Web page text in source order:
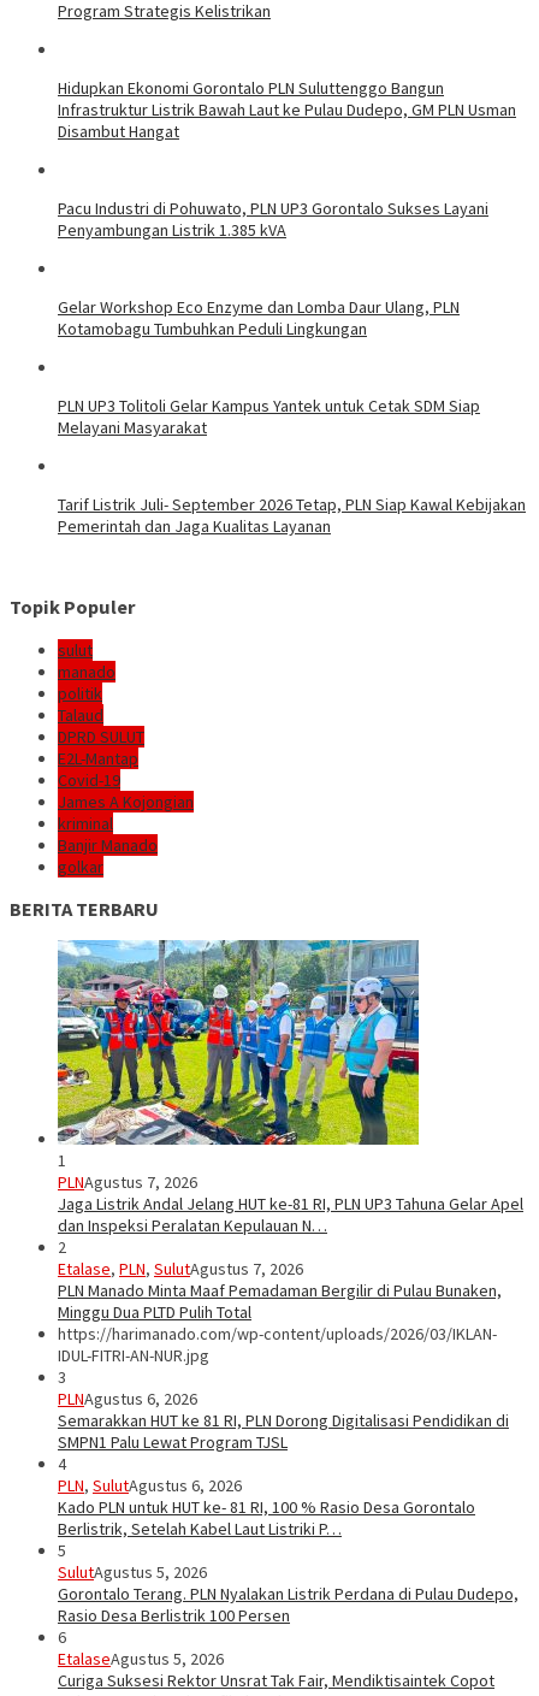
Program Strategis Kelistrikan
Hidupkan Ekonomi Gorontalo PLN Suluttenggo Bangun
Infrastruktur Listrik Bawah Laut ke Pulau Dudepo, GM PLN Usman
Disambut Hangat
Pacu Industri di Pohuwato, PLN UP3 Gorontalo Sukses Layani
Penyambungan Listrik 1.385 kVA
Gelar Workshop Eco Enzyme dan Lomba Daur Ulang, PLN
Kotamobagu Tumbuhkan Peduli Lingkungan
PLN UP3 Tolitoli Gelar Kampus Yantek untuk Cetak SDM Siap
Melayani Masyarakat
Tarif Listrik Juli- September 2026 Tetap, PLN Siap Kawal Kebijakan
Pemerintah dan Jaga Kualitas Layanan
Topik Populer
sulut
manado
politik
Talaud
DPRD SULUT
E2L-Mantap
Covid-19
James A Kojongian
kriminal
Banjir Manado
golkar
BERITA TERBARU
1
PLNAgustus 7, 2026
Jaga Listrik Andal Jelang HUT ke-81 RI, PLN UP3 Tahuna Gelar Apel
dan Inspeksi Peralatan Kepulauan N…
2
Etalase, PLN, SulutAgustus 7, 2026
PLN Manado Minta Maaf Pemadaman Bergilir di Pulau Bunaken,
Minggu Dua PLTD Pulih Total
https://harimanado.com/wp-content/uploads/2026/03/IKLAN-
IDUL-FITRI-AN-NUR.jpg
3
PLNAgustus 6, 2026
Semarakkan HUT ke 81 RI, PLN Dorong Digitalisasi Pendidikan di
SMPN1 Palu Lewat Program TJSL
4
PLN, SulutAgustus 6, 2026
Kado PLN untuk HUT ke- 81 RI, 100 % Rasio Desa Gorontalo
Berlistrik, Setelah Kabel Laut Listriki P…
5
SulutAgustus 5, 2026
Gorontalo Terang. PLN Nyalakan Listrik Perdana di Pulau Dudepo,
Rasio Desa Berlistrik 100 Persen
6
EtalaseAgustus 5, 2026
Curiga Suksesi Rektor Unsrat Tak Fair, Mendiktisaintek Copot